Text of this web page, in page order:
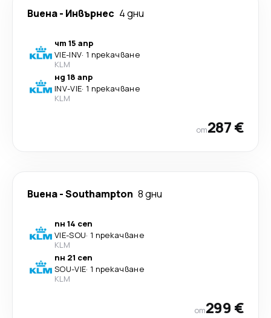
Виена- Инвърнес 4 дни
чт 15 апр
VIE-INV· 1 прекачване
KLM
нд 18 апр
INV-VIE· 1 прекачване
KLM
от287 €
Виена-Southampton 8 дни
пн 14 сеп
VIE-SOU· 1 прекачване
KLM
пн 21 сеп
SOU-VIE· 1 прекачване
KLM
от299 €